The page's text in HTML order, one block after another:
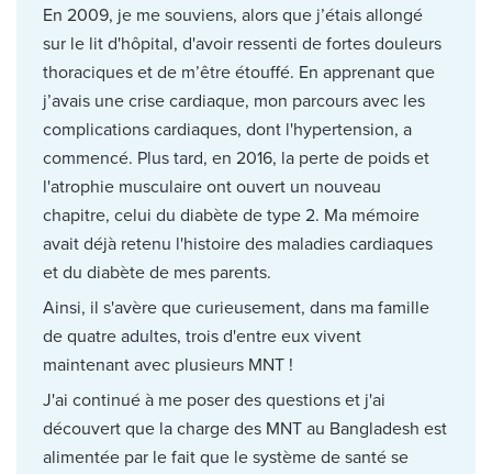
En 2009, je me souviens, alors que j’étais allongé
sur le lit d'hôpital, d'avoir ressenti de fortes douleurs
thoraciques et de m’être étouffé. En apprenant que
j’avais une crise cardiaque, mon parcours avec les
complications cardiaques, dont l'hypertension, a
commencé. Plus tard, en 2016, la perte de poids et
l'atrophie musculaire ont ouvert un nouveau
chapitre, celui du diabète de type 2. Ma mémoire
avait déjà retenu l'histoire des maladies cardiaques
et du diabète de mes parents.
Ainsi, il s'avère que curieusement, dans ma famille
de quatre adultes, trois d'entre eux vivent
maintenant avec plusieurs MNT !
J'ai continué à me poser des questions et j'ai
découvert que la charge des MNT au Bangladesh est
alimentée par le fait que le système de santé se